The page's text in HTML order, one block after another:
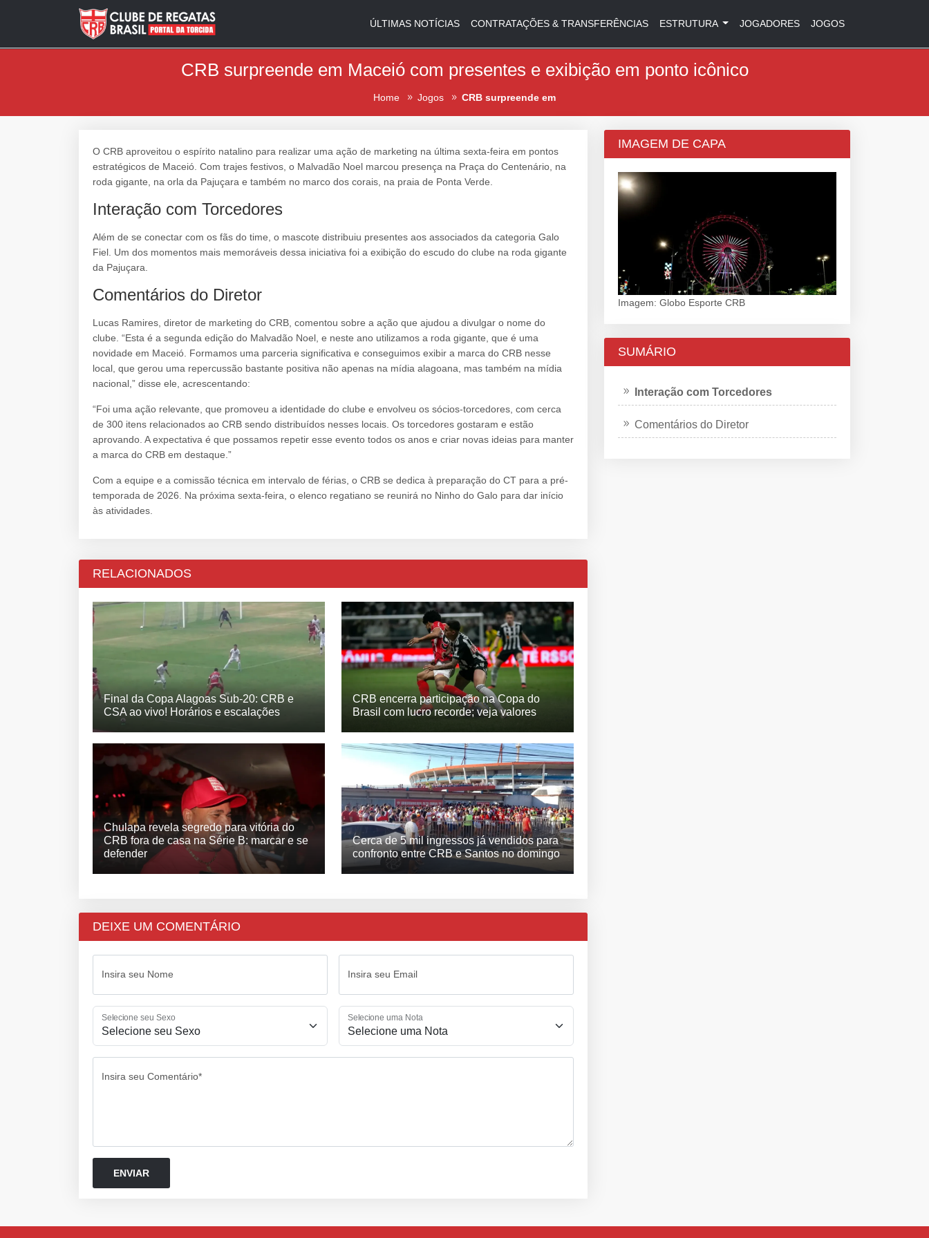
ÚLTIMAS NOTÍCIAS CONTRATAÇÕES & TRANSFERÊNCIAS ESTRUTURA JOGADORES JOGOS
CRB surpreende em Maceió com presentes e exibição em ponto icônico
Home Jogos CRB surpreende em
O CRB aproveitou o espírito natalino para realizar uma ação de marketing na última sexta-feira em pontos
estratégicos de Maceió. Com trajes festivos, o Malvadão Noel marcou presença na Praça do Centenário, na
roda gigante, na orla da Pajuçara e também no marco dos corais, na praia de Ponta Verde.
Interação com Torcedores
Além de se conectar com os fãs do time, o mascote distribuiu presentes aos associados da categoria Galo
Fiel. Um dos momentos mais memoráveis dessa iniciativa foi a exibição do escudo do clube na roda gigante
da Pajuçara.
Comentários do Diretor
Lucas Ramires, diretor de marketing do CRB, comentou sobre a ação que ajudou a divulgar o nome do
clube. “Esta é a segunda edição do Malvadão Noel, e neste ano utilizamos a roda gigante, que é uma
novidade em Maceió. Formamos uma parceria significativa e conseguimos exibir a marca do CRB nesse
local, que gerou uma repercussão bastante positiva não apenas na mídia alagoana, mas também na mídia
nacional,” disse ele, acrescentando:
“Foi uma ação relevante, que promoveu a identidade do clube e envolveu os sócios-torcedores, com cerca
de 300 itens relacionados ao CRB sendo distribuídos nesses locais. Os torcedores gostaram e estão
aprovando. A expectativa é que possamos repetir esse evento todos os anos e criar novas ideias para manter
a marca do CRB em destaque.”
Com a equipe e a comissão técnica em intervalo de férias, o CRB se dedica à preparação do CT para a pré-
temporada de 2026. Na próxima sexta-feira, o elenco regatiano se reunirá no Ninho do Galo para dar início
às atividades.
RELACIONADOS
Final da Copa Alagoas Sub-20: CRB e
CSA ao vivo! Horários e escalações
CRB encerra participação na Copa do
Brasil com lucro recorde; veja valores
Chulapa revela segredo para vitória do
CRB fora de casa na Série B: marcar e se
defender
Cerca de 5 mil ingressos já vendidos para
confronto entre CRB e Santos no domingo
DEIXE UM COMENTÁRIO
Insira seu Nome Insira seu Email
Selecione seu Sexo Selecione uma Nota
Insira seu Comentário*
IMAGEM DE CAPA
Imagem: Globo Esporte CRB
SUMÁRIO
Interação com Torcedores
Comentários do Diretor